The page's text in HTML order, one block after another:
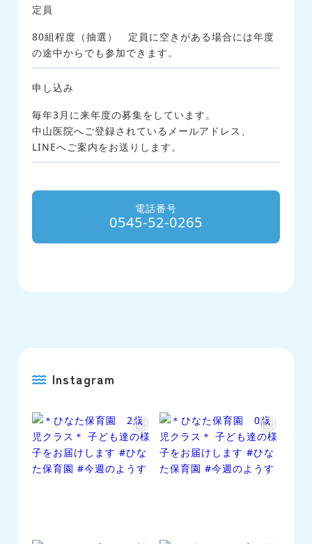
定員
80組程度（抽選） 定員に空きがある場合には年度
の途中からでも参加できます。
申し込み
毎年3月に来年度の募集をしています。
中山医院へご登録されているメールアドレス、
LINEへご案内をお送りします。
電話番号
0545-52-0265
Instagram